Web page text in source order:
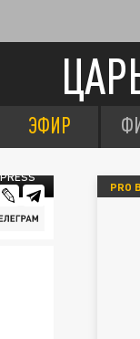
ЭФИР
PRO